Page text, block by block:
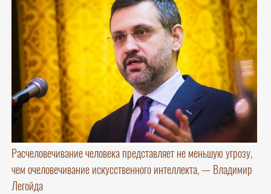
Расчеловечивание человека представляет не меньшую угрозу,
чем очеловечивание искусственного интеллекта, — Владимир
Легойда